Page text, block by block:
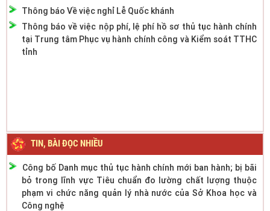
Thông báo về việc nộp phí, lệ phí hồ sơ thủ tục hành chính
tại Trung tâm Phục vụ hành chính công và Kiểm soát TTHC
tỉnh
TIN, BÀI ĐỌC NHIỀU
Công bố Danh mục thủ tục hành chính mới ban hành; bị bãi
bỏ trong lĩnh vực Tiêu chuẩn đo lường chất lượng thuộc
phạm vi chức năng quản lý nhà nước của Sở Khoa học và
Công nghệ